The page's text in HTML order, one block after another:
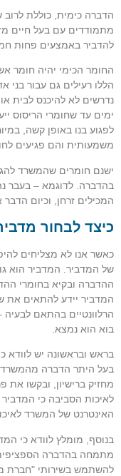
הדברה כימית, כוללת
מתמודדים עם בעל חיים
להדביר באמצעים פחות
החומר הכימי יהיה חומר
הללו רעילים גם עבור בני
נדרשים לא להיכנס לבית
ימים עד שחומרי הריסוס
לפגוע בנו באופן קשה,
משמעותית והם פגיעים
ישנם חומרים שהמשרד
בהדברה. לדוגמא – בעבר
המכילים זרחן, וכיום הדבר
כיצד לבחור
כאשר אנו לא מצליחים
של המדביר. המדביר הוא
ההדברה ובקיא בחומרי
המדביר יידע להתאים את
הרלוונטיים בהתאם לבעיה
בוא הוא נמצא.
בראש ובראשונה יש לוודא
בעל היתר הדברה
מחזיק ברישיון, ובקשו
לאיכות הסביבה כי
האינטרנט של המשרד
בנוסף, מומלץ לוודא כי
מתמחה בהדברה
להשתמש בשירותי "חברת